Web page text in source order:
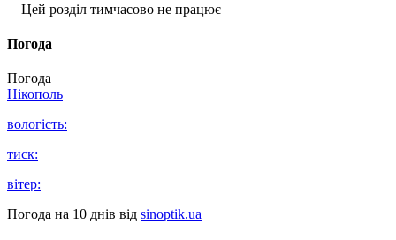
Цей розділ тимчасово не працює
Погода
Погода
Нікополь
вологість:
тиск:
вітер:
Погода на 10 днів від sinoptik.ua